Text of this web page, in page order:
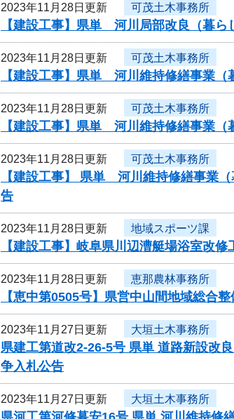
2023年11月28日更新 可茂土木事務所
【建設工事】県単 河川局部改良（暮
2023年11月28日更新 可茂土木事務所
【建設工事】県単 河川維持修繕事業（
2023年11月28日更新 可茂土木事務所
【建設工事】県単 河川維持修繕事業
2023年11月28日更新 可茂土木事務所
【建設工事】 県単 河川維持修繕事業
告
2023年11月28日更新 地域スポーツ課
【建設工事】岐阜県川辺漕艇場浴室改
2023年11月28日更新 恵那農林事務所
【恵中第0505号】県営中山間地域総
2023年11月27日更新 大垣土木事務所
県建工第道改2-26-5号 県単 道路新設
争入札公告
2023年11月27日更新 大垣土木事務所